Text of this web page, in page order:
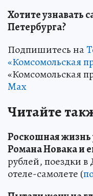
Хотите узнавать
Петербурга?
Подпишитесь на
«Комсомольская
«Комсомольская
Max
Читайте
Роскошная жизнь
Романа Новака и
рублей, поездки
отеле-самолете (